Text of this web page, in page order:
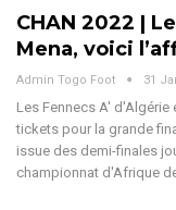
CHAN 2022 |
Mena, voici
Admin Togo Foot 31
Les Fennecs A'
tickets pour la grande
issue des demi-finales
championnat d'Afrique